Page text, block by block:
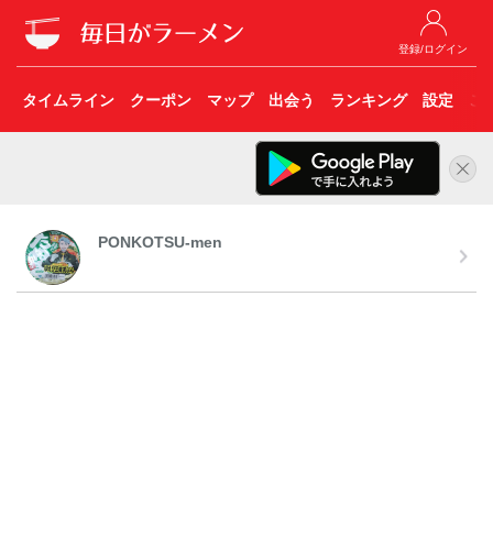
登録/ログイン
タイムライン クーポン マップ 出会う ランキング 設定 こ
PONKOTSU-men